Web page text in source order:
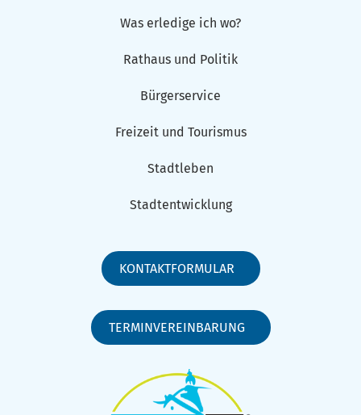
Was erledige ich wo?
Rathaus und Politik
Bürgerservice
Freizeit und Tourismus
Stadtleben
Stadtentwicklung
KONTAKTFORMULAR
TERMINVEREINBARUNG